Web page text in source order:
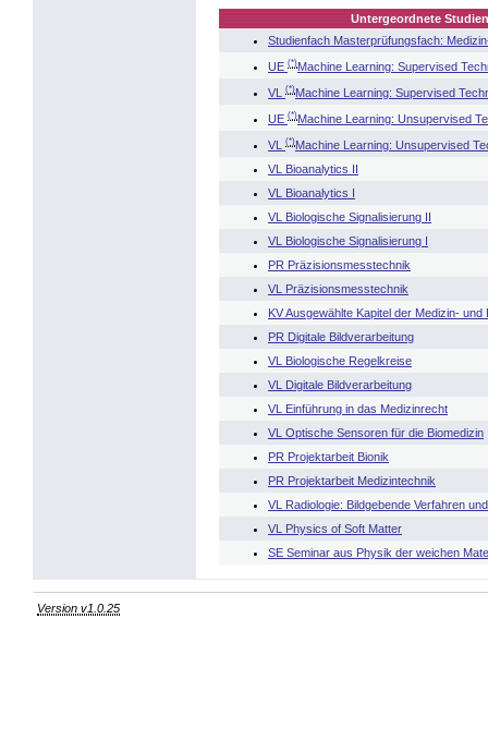
Untergeordnete
Studienfach Masterprüfungsfach:
UE (*)Machine Learning: Supervised
VL
(*)Machine Learning: Supervised
UE (*)Machine Learning: Unsupervised
VL
(*)Machine Learning: Unsupervised
VL Bioanalytics II
VL Bioanalytics I
VL Biologische Signalisierung II
VL Biologische Signalisierung I
PR Präzisionsmesstechnik
VL Präzisionsmesstechnik
KV Ausgewählte Kapitel der Medizin- und
PR Digitale Bildverarbeitung
VL Biologische Regelkreise
VL Digitale Bildverarbeitung
VL Einführung in das Medizinrecht
VL Optische Sensoren für die Biomedizin
PR Projektarbeit Bionik
PR Projektarbeit Medizintechnik
VL Radiologie: Bildgebende Verfahren
VL Physics of Soft Matter
SE Seminar aus Physik der weichen
Version v1.0.25